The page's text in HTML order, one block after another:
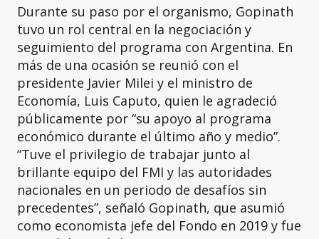
Durante su paso por el organismo, Gopinath
tuvo un rol central en la negociación y
seguimiento del programa con Argentina. En
más de una ocasión se reunió con el
presidente Javier Milei y el ministro de
Economía, Luis Caputo, quien le agradeció
públicamente por “su apoyo al programa
económico durante el último año y medio”.
“Tuve el privilegio de trabajar junto al
brillante equipo del FMI y las autoridades
nacionales en un periodo de desafíos sin
precedentes”, señaló Gopinath, que asumió
como economista jefe del Fondo en 2019 y fue